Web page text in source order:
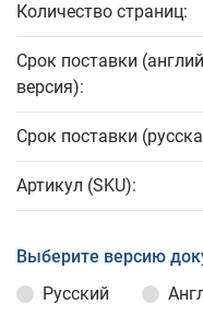
Количество страниц:
Срок поставки
версия):
Срок поставки
Артикул (SKU):
Выберите версию
Русский